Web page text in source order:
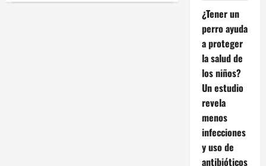
Engañaban
¿Tener un
perro ayuda
a proteger
la salud de
los niños?
Un estudio
revela
menos
infecciones
y uso de
antibióticos